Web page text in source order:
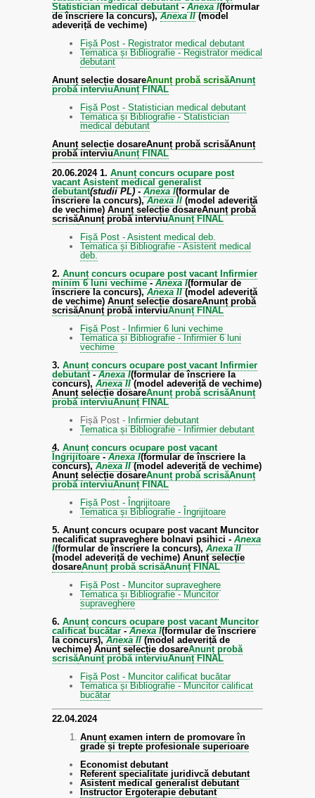
Statistician medical debutant-Anexa I(formular
de înscriere la concurs),Anexa II(model
adeveriță de vechime)
Fișă Post - Registrator medical debutant
Tematica și Bibliografie - Registrator medical
debutant
Anunț selecție dosareAnunț probă scrisăAnunț
probă interviuAnunț FINAL
Fișă Post - Statistician medical debutant
Tematica și Bibliografie - Statistician
medical debutant
Anunț selecție dosareAnunț probă scrisăAnunț
probă interviuAnunț FINAL
20.06.2024 1. Anunț concurs ocupare post
vacant Asistent medical generalist
debutant(studii PL)-Anexa I(formular de
înscriere la concurs),Anexa II (model adeveriță
de vechime) Anunț selecție dosareAnunț probă
scrisăAnunț probă interviuAnunț FINAL
Fișă Post - Asistent medical deb.
Tematica și Bibliografie - Asistent medical
deb.
2. Anunț concurs ocupare post vacant Infirmier
minim 6 luni vechime-Anexa I(formular de
înscriere la concurs),Anexa II(model adeveriță
de vechime) Anunț selecție dosareAnunț probă
scrisăAnunț probă interviuAnunț FINAL
Fișă Post - Infirmier 6 luni vechime
Tematica și Bibliografie - Infirmier 6 luni
vechime
3. Anunț concurs ocupare post vacant Infirmier
debutant-Anexa I(formular de înscriere la
concurs), Anexa II(model adeveriță de vechime)
Anunț selecție dosareAnunț probă scrisăAnunț
probă interviuAnunț FINAL
Fișă Post - Infirmier debutant
Tematica și Bibliografie - Infirmier debutant
4. Anunț concurs ocupare post vacant
Îngrijitoare-Anexa I(formular de înscriere la
concurs),Anexa II(model adeveriță de vechime)
Anunț selecție dosareAnunț probă scrisăAnunț
probă interviuAnunț FINAL
Fișă Post - Îngrijitoare
Tematica și Bibliografie - Îngrijitoare
5. Anunț concurs ocupare post vacant Muncitor
necalificat supraveghere bolnavi psihici - Anexa
I(formular de înscriere la concurs), Anexa II
(model adeveriță de vechime) Anunț selecție
dosareAnunț probă scrisăAnunț FINAL
Fișă Post - Muncitor supraveghere
Tematica și Bibliografie - Muncitor
supraveghere
6. Anunț concurs ocupare post vacant Muncitor
calificat bucătar-Anexa I(formular de înscriere
la concurs),Anexa II(model adeveriță de
vechime) Anunț selecție dosareAnunț probă
scrisăAnunț probă interviuAnunț FINAL
Fișă Post - Muncitor calificat bucătar
Tematica și Bibliografie - Muncitor calificat
bucătar
22.04.2024
Anunț examen intern de promovare în
grade și trepte profesionale superioare
Economist debutant
Referent specialitate juridivcă debutant
Asistent medical generalist debutant
Instructor Ergoterapie debutant